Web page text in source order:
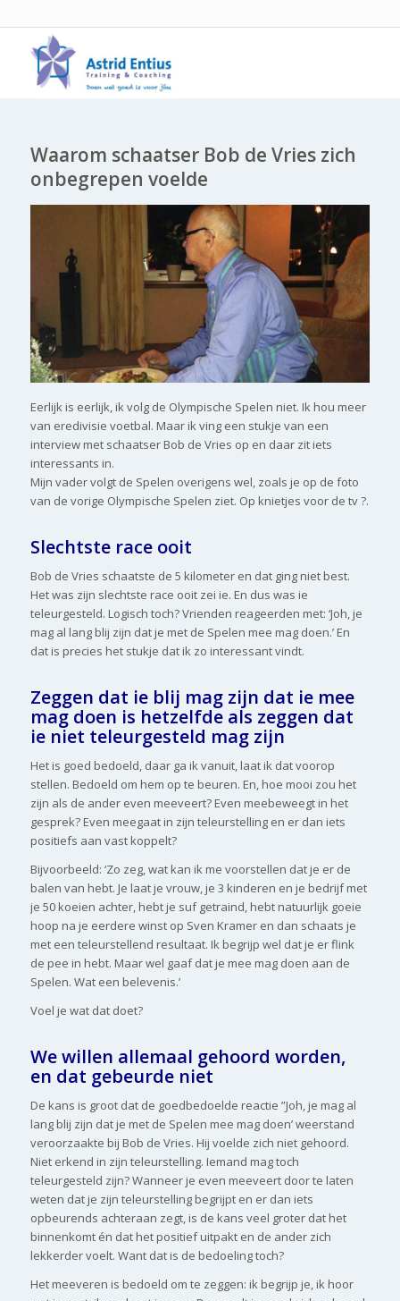
Waarom schaatser Bob de Vries zich
onbegrepen voelde
Eerlijk is eerlijk, ik volg de Olympische Spelen niet. Ik hou meer
van eredivisie voetbal. Maar ik ving een stukje van een
interview met schaatser Bob de Vries op en daar zit iets
interessants in.
Mijn vader volgt de Spelen overigens wel, zoals je op de foto
van de vorige Olympische Spelen ziet. Op knietjes voor de tv ?.
Slechtste race ooit
Bob de Vries schaatste de 5 kilometer en dat ging niet best.
Het was zijn slechtste race ooit zei ie. En dus was ie
teleurgesteld. Logisch toch? Vrienden reageerden met: ‘Joh, je
mag al lang blij zijn dat je met de Spelen mee mag doen.’ En
dat is precies het stukje dat ik zo interessant vindt.
Zeggen dat ie blij mag zijn dat ie mee
mag doen is hetzelfde als zeggen dat
ie niet teleurgesteld mag zijn
Het is goed bedoeld, daar ga ik vanuit, laat ik dat voorop
stellen. Bedoeld om hem op te beuren. En, hoe mooi zou het
zijn als de ander even meeveert? Even meebeweegt in het
gesprek? Even meegaat in zijn teleurstelling en er dan iets
positiefs aan vast koppelt?
Bijvoorbeeld: ‘Zo zeg, wat kan ik me voorstellen dat je er de
balen van hebt. Je laat je vrouw, je 3 kinderen en je bedrijf met
je 50 koeien achter, hebt je suf getraind, hebt natuurlijk goeie
hoop na je eerdere winst op Sven Kramer en dan schaats je
met een teleurstellend resultaat. Ik begrijp wel dat je er flink
de pee in hebt. Maar wel gaaf dat je mee mag doen aan de
Spelen. Wat een belevenis.’
Voel je wat dat doet?
We willen allemaal gehoord worden,
en dat gebeurde niet
De kans is groot dat de goedbedoelde reactie ”Joh, je mag al
lang blij zijn dat je met de Spelen mee mag doen’ weerstand
veroorzaakte bij Bob de Vries. Hij voelde zich niet gehoord.
Niet erkend in zijn teleurstelling. Iemand mag toch
teleurgesteld zijn? Wanneer je even meeveert door te laten
weten dat je zijn teleurstelling begrijpt en er dan iets
opbeurends achteraan zegt, is de kans veel groter dat het
binnenkomt én dat het positief uitpakt en de ander zich
lekkerder voelt. Want dat is de bedoeling toch?
Het meeveren is bedoeld om te zeggen: ik begrijp je, ik hoor